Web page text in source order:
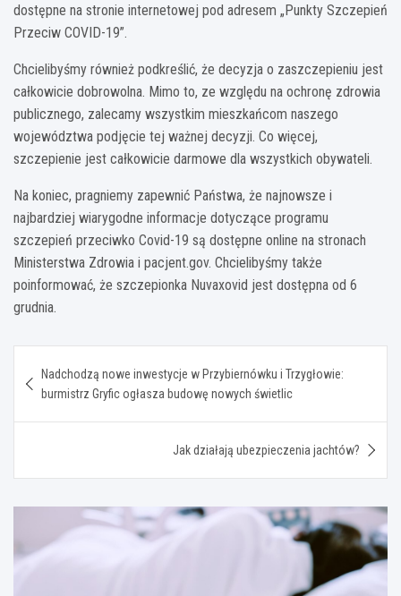
dostępne na stronie internetowej pod adresem „Punkty Szczepień
Przeciw COVID-19”.
Chcielibyśmy również podkreślić, że decyzja o zaszczepieniu jest
całkowicie dobrowolna. Mimo to, ze względu na ochronę zdrowia
publicznego, zalecamy wszystkim mieszkańcom naszego
województwa podjęcie tej ważnej decyzji. Co więcej,
szczepienie jest całkowicie darmowe dla wszystkich obywateli.
Na koniec, pragniemy zapewnić Państwa, że najnowsze i
najbardziej wiarygodne informacje dotyczące programu
szczepień przeciwko Covid-19 są dostępne online na stronach
Ministerstwa Zdrowia i pacjent.gov. Chcielibyśmy także
poinformować, że szczepionka Nuvaxovid jest dostępna od 6
grudnia.
wpisu
Nadchodzą nowe inwestycje w Przybiernówku i Trzygłowie:
burmistrz Gryfic ogłasza budowę nowych świetlic
Jak działają ubezpieczenia jachtów?